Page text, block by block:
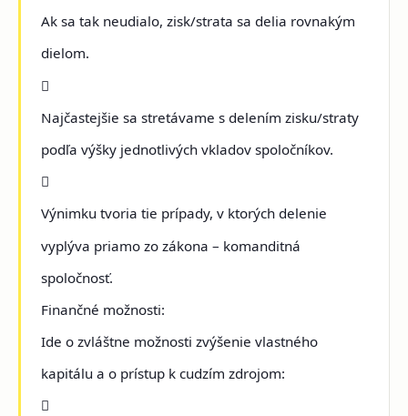
Ak sa tak neudialo, zisk/strata sa delia rovnakým
dielom.

Najčastejšie sa stretávame s delením zisku/straty
podľa výšky jednotlivých vkladov spoločníkov.

Výnimku tvoria tie prípady, v ktorých delenie
vyplýva priamo zo zákona – komanditná
spoločnosť.
Finančné možnosti:
Ide o zvláštne možnosti zvýšenie vlastného
kapitálu a o prístup k cudzím zdrojom:
